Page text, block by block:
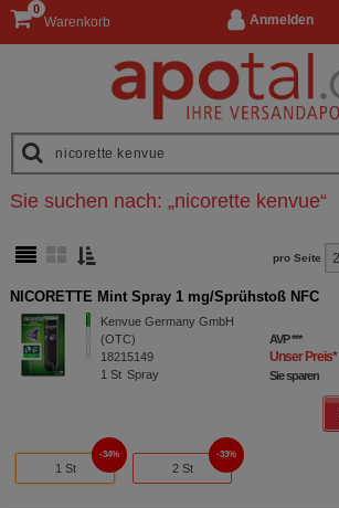
Anmelden
Warenkorb
0
Sie suchen nach: „nicorette kenvue“
pro Seite
NICORETTE Mint Spray 1 mg/Sprühstoß NFC
Kenvue Germany GmbH
(OTC)
18215149
1 St Spray
AVP***
Unser Preis*
Sie sparen
1 St
34%
2 St
33%